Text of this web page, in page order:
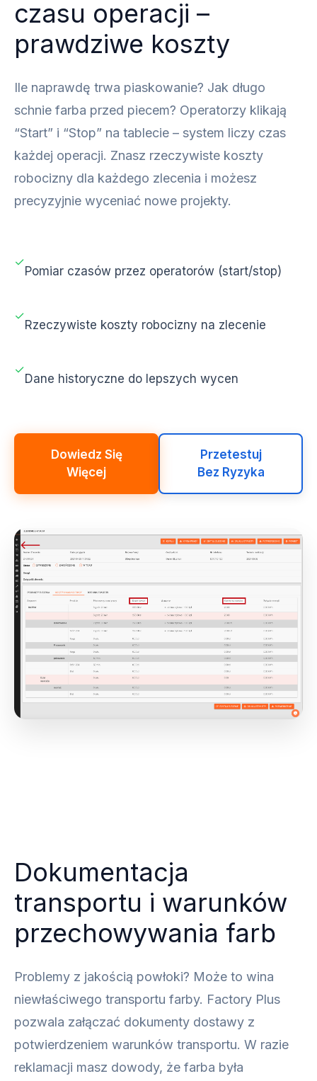
czasu operacji –
prawdziwe koszty
Ile naprawdę trwa piaskowanie? Jak długo
schnie farba przed piecem? Operatorzy klikają
“Start” i “Stop” na tablecie – system liczy czas
każdej operacji. Znasz rzeczywiste koszty
robocizny dla każdego zlecenia i możesz
precyzyjnie wyceniać nowe projekty.
✓
Pomiar czasów przez operatorów (start/stop)
✓
Rzeczywiste koszty robocizny na zlecenie
✓
Dane historyczne do lepszych wycen
Dowiedz Się
Więcej
Przetestuj
Bez Ryzyka
Dokumentacja
transportu i warunków
przechowywania farb
Problemy z jakością powłoki? Może to wina
niewłaściwego transportu farby. Factory Plus
pozwala załączać dokumenty dostawy z
potwierdzeniem warunków transportu. W razie
reklamacji masz dowody, że farba była